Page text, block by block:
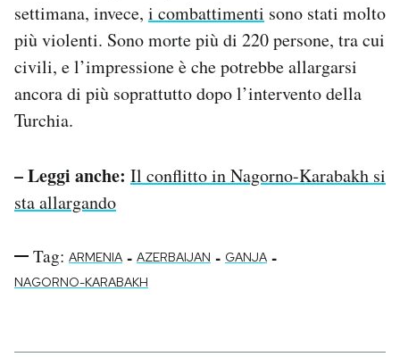
settimana, invece, i combattimenti sono stati molto
più violenti. Sono morte più di 220 persone, tra cui
civili, e l’impressione è che potrebbe allargarsi
ancora di più soprattutto dopo l’intervento della
Turchia.
– Leggi anche: Il conflitto in Nagorno-Karabakh si
sta allargando
Tag: ARMENIA - AZERBAIJAN - GANJA -
NAGORNO-KARABAKH